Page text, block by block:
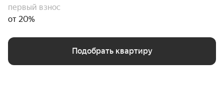
первый взнос
от 20%
Подобрать квартиру